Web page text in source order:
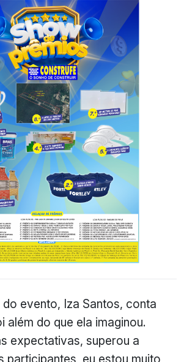
evento, Iza Santos, conta
além do que ela imaginou.
expectativas, superou a
participantes, eu estou muito